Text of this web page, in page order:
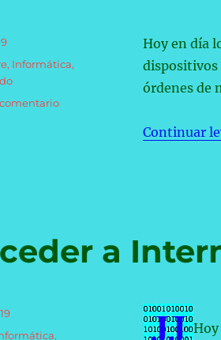
Hoy en día
dispositivos
órdenes de
Continuar
, Informática,
en
poner
a
,